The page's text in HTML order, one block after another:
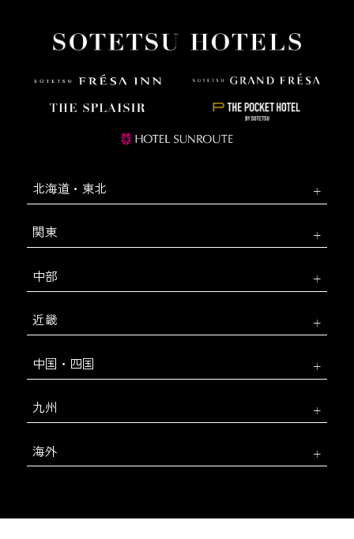
北海道・東北
関東
中部
近畿
中国・四国
九州
海外